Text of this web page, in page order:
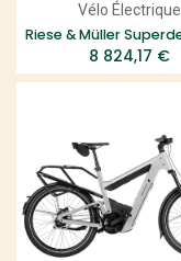
Vélo Électrique
8 824,17 €